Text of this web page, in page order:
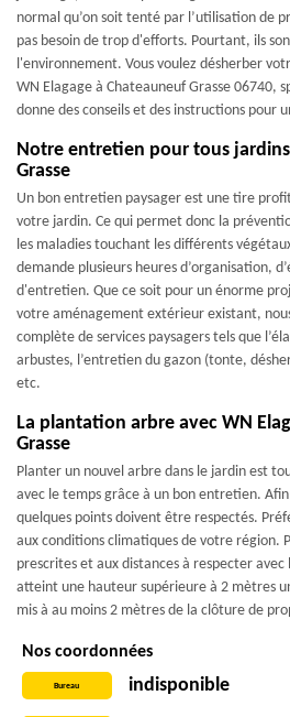
normal qu’on soit tenté par l’utilisation de
pas besoin de trop d'efforts. Pourtant, ils
l'environnement. Vous voulez désherber
WN Elagage à Chateauneuf Grasse 06740,
donne des conseils et des instructions pour
Notre entretien pour tous
Grasse
Un bon entretien paysager est une tire
votre jardin. Ce qui permet donc la
les maladies touchant les différents
demande plusieurs heures d’organisation,
d'entretien. Que ce soit pour un énorme
votre aménagement extérieur existant,
complète de services paysagers tels que
arbustes, l’entretien du gazon (tonte,
etc.
La plantation arbre avec WN
Grasse
Planter un nouvel arbre dans le jardin est
avec le temps grâce à un bon entretien.
quelques points doivent être respectés.
aux conditions climatiques de votre région.
prescrites et aux distances à respecter
atteint une hauteur supérieure à 2 mètres
mis à au moins 2 mètres de la clôture de
Nos coordonnées
Bureau indisponible